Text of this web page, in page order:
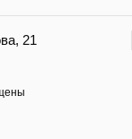
21